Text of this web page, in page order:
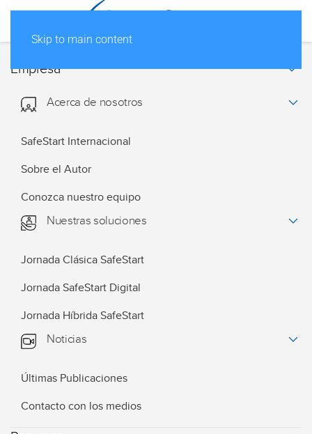
Skip to main content
Empresa
Acerca de nosotros
SafeStart Internacional
Sobre el Autor
Conozca nuestro equipo
Nuestras soluciones
Jornada Clásica SafeStart
Jornada SafeStart Digital
Jornada Híbrida SafeStart
Noticias
Últimas Publicaciones
Contacto con los medios